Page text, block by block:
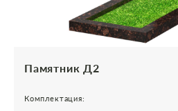
Памятник Д2
Комплектация: